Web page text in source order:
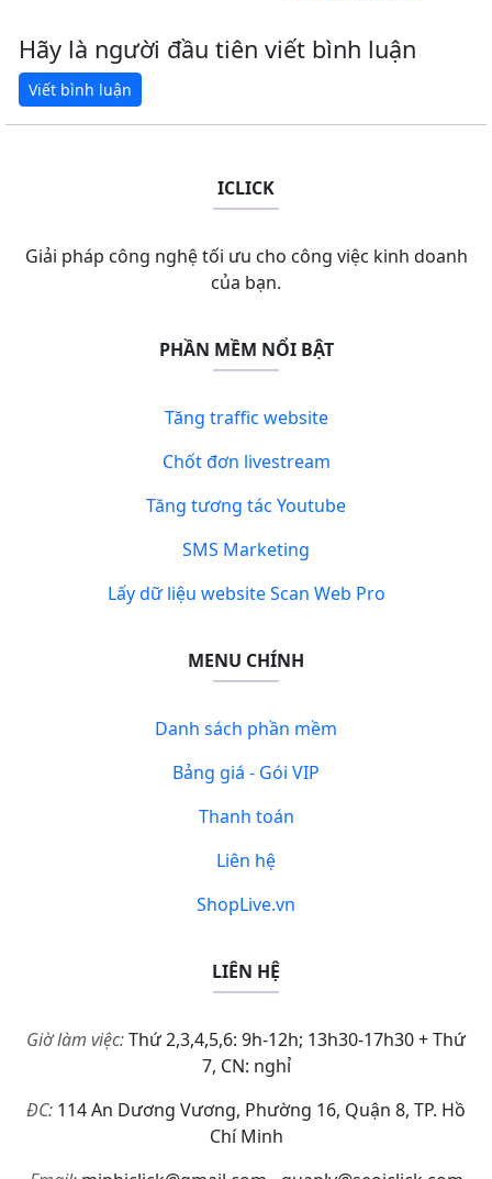
Hãy là người đầu tiên viết bình luận
ICLICK
Giải pháp công nghệ tối ưu cho công việc kinh doanh
của bạn.
PHẦN MỀM NỔI BẬT
Tăng traffic website
Chốt đơn livestream
Tăng tương tác Youtube
SMS Marketing
Lấy dữ liệu website Scan Web Pro
MENU CHÍNH
Danh sách phần mềm
Bảng giá - Gói VIP
Thanh toán
Liên hệ
ShopLive.vn
LIÊN HỆ
Giờ làm việc:Thứ 2,3,4,5,6: 9h-12h; 13h30-17h30 + Thứ
7, CN: nghỉ
ĐC: 114 An Dương Vương, Phường 16, Quận 8, TP. Hồ
Chí Minh